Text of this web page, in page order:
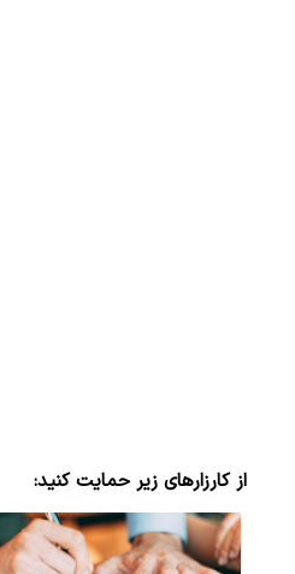
از کارزارهای زیر حمایت کنید: